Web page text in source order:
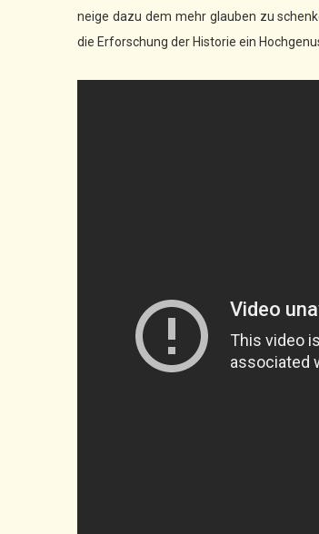
neige dazu dem mehr glauben zu
die Erforschung der Historie ein